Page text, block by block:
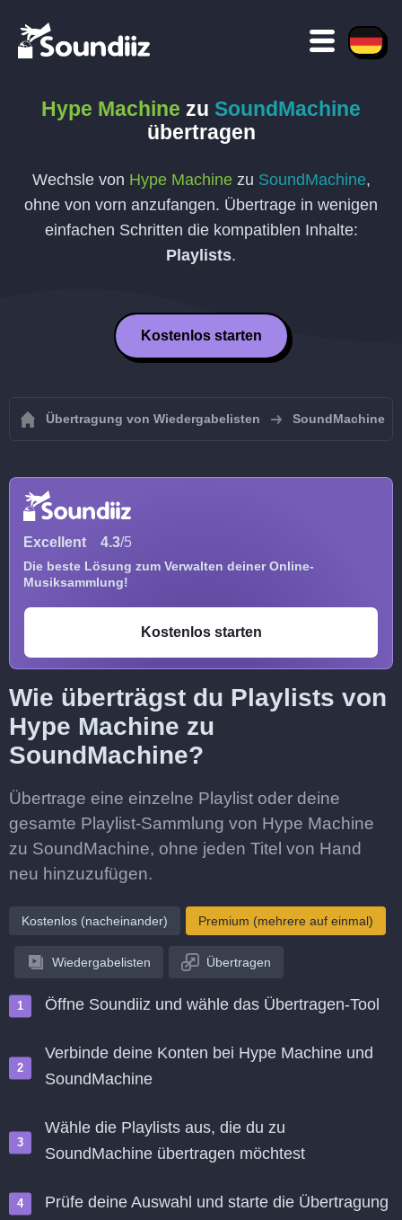
Hype Machine zu SoundMachine
übertragen
Wechsle von Hype Machinezu SoundMachine,
ohne von vorn anzufangen. Übertrage in wenigen
einfachen Schritten die kompatiblen Inhalte:
Playlists.
Kostenlos starten
Übertragung von Wiedergabelisten SoundMachine
Excellent 4.3/5
Die beste Lösung zum Verwalten deiner Online-
Musiksammlung!
Kostenlos starten
Wie überträgst du Playlists von
Hype Machine zu
SoundMachine?
Übertrage eine einzelne Playlist oder deine
gesamte Playlist-Sammlung von Hype Machine
zu SoundMachine, ohne jeden Titel von Hand
neu hinzuzufügen.
Kostenlos (nacheinander) Premium (mehrere auf einmal)
Wiedergabelisten Übertragen
Öffne Soundiiz und wähle das Übertragen-Tool
Verbinde deine Konten bei Hype Machine und
SoundMachine
Wähle die Playlists aus, die du zu
SoundMachine übertragen möchtest
Prüfe deine Auswahl und starte die Übertragung